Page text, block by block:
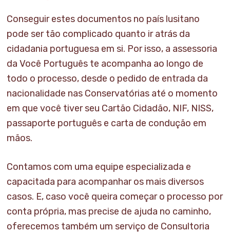
Conseguir estes documentos no país lusitano
pode ser tão complicado quanto ir atrás da
cidadania portuguesa em si. Por isso, a assessoria
da Você Português te acompanha ao longo de
todo o processo, desde o pedido de entrada da
nacionalidade nas Conservatórias até o momento
em que você tiver seu Cartão Cidadão, NIF, NISS,
passaporte português e carta de condução em
mãos.
Contamos com uma equipe especializada e
capacitada para acompanhar os mais diversos
casos. E, caso você queira começar o processo por
conta própria, mas precise de ajuda no caminho,
oferecemos também um serviço de Consultoria